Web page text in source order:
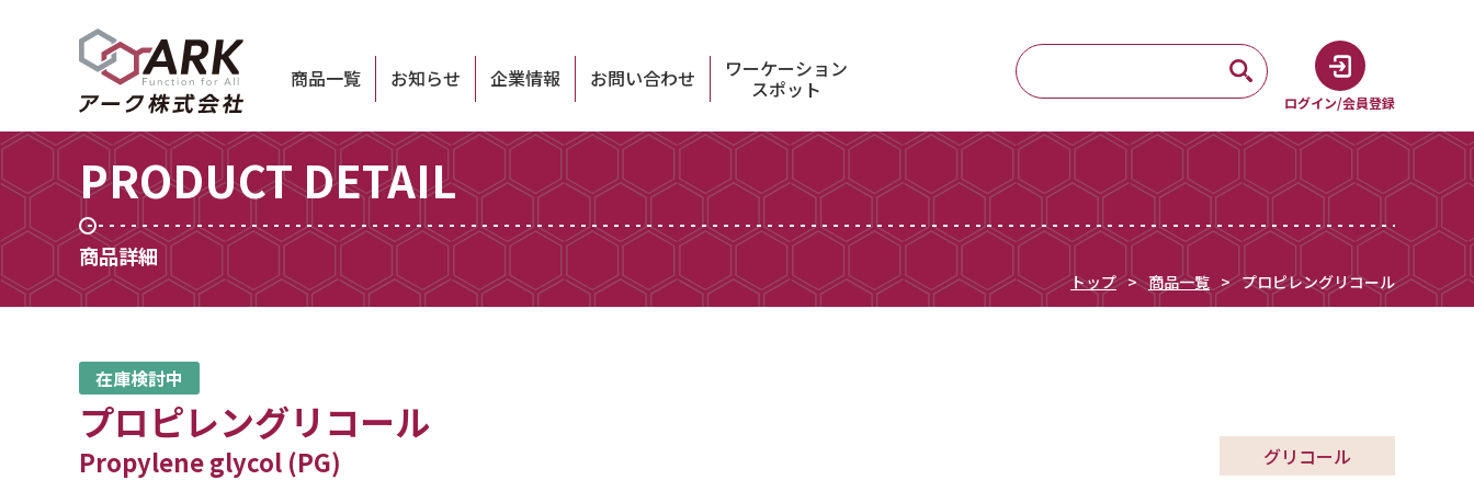
商品一覧 お知らせ 企業情報 お問い合わせ ワーケーション
スポット
ログイン/会員登録
PRODUCT DETAIL
商品詳細
トップ 商品一覧 プロピレングリコール
在庫検討中
プロピレングリコール
Propylene glycol (PG) グリコール